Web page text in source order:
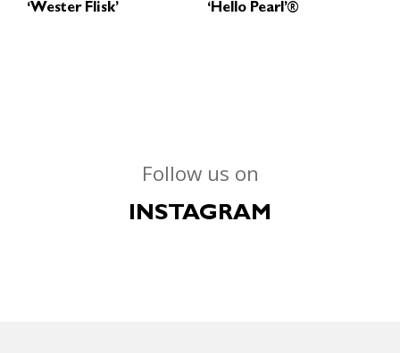
‘Wester Flisk’
‘Hello Pearl’®
Follow us on
INSTAGRAM